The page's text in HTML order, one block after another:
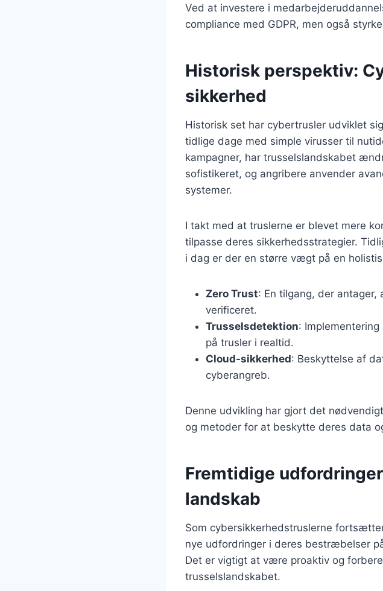
Ved at investere i
compliance med GDPR, men også
Historisk perspektiv:
sikkerhed
Historisk set har cybertrusler udviklet
tidlige dage med simple virusser til
kampagner, har trusselslandskabet
sofistikeret, og angribere anvender
systemer.
I takt med at truslerne er blevet mere
tilpasse deres sikkerhedsstrategier.
i dag er der en større vægt på en
Zero Trust: En tilgang, der
verificeret.
Trusselsdetektion:
på trusler i realtid.
Cloud-sikkerhed: Beskyttelse af
cyberangreb.
Denne udvikling har gjort det
og metoder for at beskytte deres data
Fremtidige
landskab
Som cybersikkerhedstruslerne
nye udfordringer i deres bestræbelser
Det er vigtigt at være proaktiv og
trusselslandskabet.